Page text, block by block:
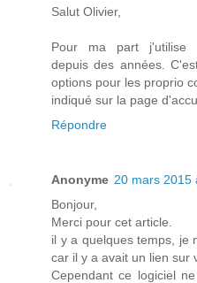
Salut Olivier,
Pour ma part j'utilise
depuis des années.
options pour les proprio
indiqué sur la page
Répondre
Anonyme 20 mars 2015
Bonjour,
Merci pour cet article.
il y a quelques temps, je
car il y a avait un lien sur
Cependant ce logiciel